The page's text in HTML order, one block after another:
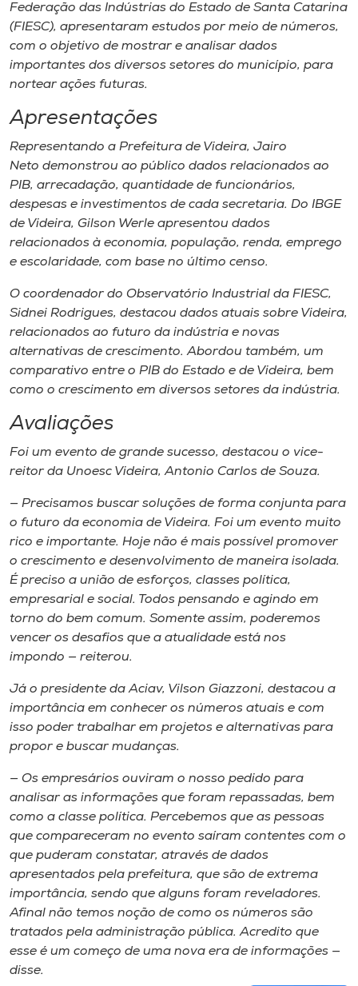
Federação das Indústrias do Estado de Santa Catarina
(F​IESC), apresentaram ​estudos por meio de ​números,
com o objetivo de mostrar e analisar dados
importantes dos diversos setores do município, para
nortear ações futuras.
Apresentações
Representando a ​P​refeitura de Videira, Jairo
Neto demonstrou ao público dados relacionados ao
PIB, arrecadação, quantidade de funcionários,
despesas e investimentos de cada ​secretaria. Do IBGE
de Videira, Gilson Werle apresentou dados
relacionados à economia, população, renda, emprego
e escolaridade, com base no último censo.
O coordenador do Observatório Industrial da FIESC,
Sidnei Rodrigues​, ​destacou dados atuais sobre Videira,
relacionados ao futuro da indústria e novas
alternativas de crescimento. Abordou também​, um
comparativo entre o PIB do Estado e de Videira, bem
como o crescimento em diversos setores da indústria.
Avaliações
Foi um evento de grande ​s​ucesso, destacou o ​vice​-
reitor da Unoesc Videira​,​ Antonio Carlos de Souza.
​— Precisamos buscar soluções de forma conjunta para
o futuro da economia de Videira. Foi um evento muito
rico e importante. Hoje não é mais possível promover
o crescimento e desenvolvimento de maneira isolada.
É preciso a união de esforços, classes política,
empresarial e social. Todos pensando e agindo em
torno do bem comum. Somente assim​,​ poderemos
vencer os desafios que a atualidade está nos
impondo — reiterou.
Já o presidente da Aciav, Vilson Giazzoni, destacou a
importância em conhecer os números atuais e com
isso poder trabalhar em projetos e alternativas para
propor e buscar mudanças.
— Os empresários ouviram o nosso pedido para​
analisar as informações que foram repassadas, bem
como a classe política. Percebemos que as pessoas
que comparecer​am​ no evento saíram contentes com o
que puderam ​constatar,​ através de dados
apresentados pela prefeitura, ​que ​são de extrema
importância, sendo que alguns foram reveladores.
Afinal não temos noção de como os números são
tratados pela administração pública. Acredito que
esse é um começo de uma nova era de informações —
disse.